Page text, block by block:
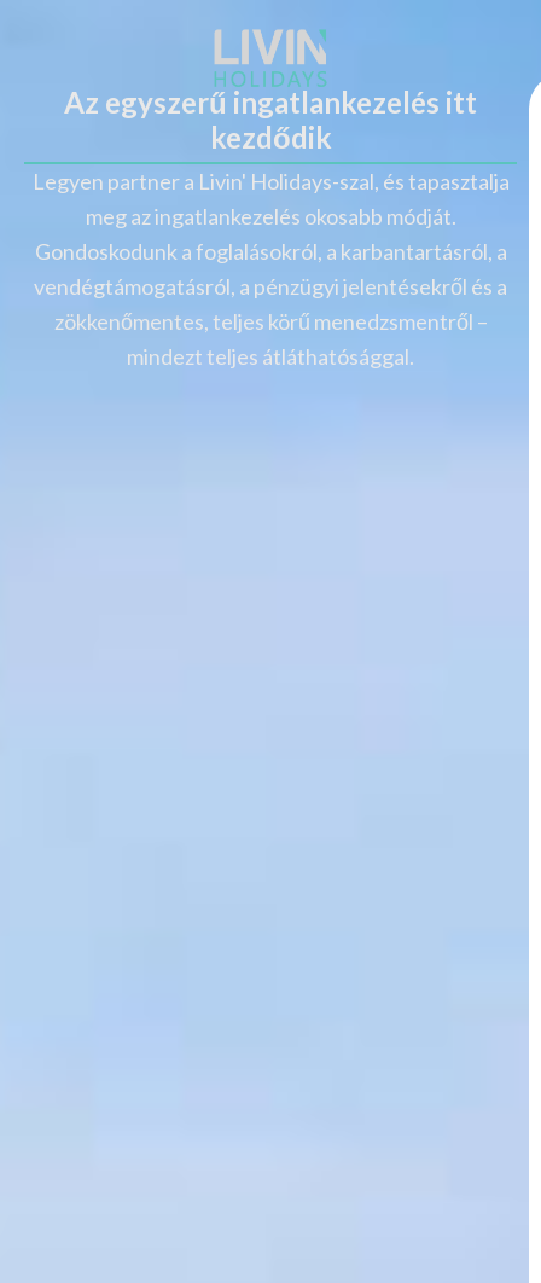
Az egyszerű ingatlankezelés itt
kezdődik
Legyen partner a Livin' Holidays-szal, és tapasztalja
meg az ingatlankezelés okosabb módját.
Gondoskodunk a foglalásokról, a karbantartásról, a
vendégtámogatásról, a pénzügyi jelentésekről és a
zökkenőmentes, teljes körű menedzsmentről –
mindezt teljes átláthatósággal.